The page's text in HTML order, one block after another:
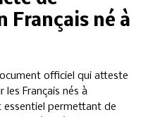
Français né à
officiel qui atteste
les Français nés à
essentiel permettant de